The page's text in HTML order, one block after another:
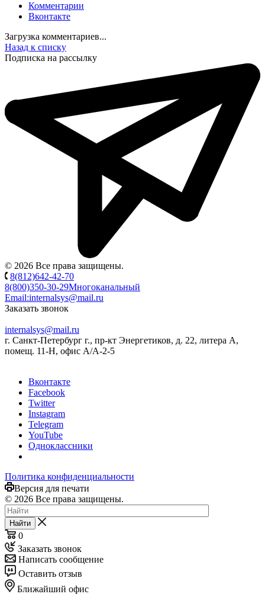
Комментарии
Вконтакте
Загрузка комментариев...
Назад к списку
Подписка на рассылку
© 2026 Все права защищены.
8(812)642-42-70
8(800)350-30-29Многоканальный
Email:internalsys@mail.ru
Заказать звонок
internalsys@mail.ru
г. Санкт-Петербург г., пр-кт Энергетиков, д. 22, литера А,
помещ. 11-Н, офис А/А-2-5
Вконтакте
Facebook
Twitter
Instagram
Telegram
YouTube
Одноклассники
Политика конфиденциальности
Версия для печати
© 2026 Все права защищены.
Найти
0
Заказать звонок
Написать сообщение
Оставить отзыв
Ближайший офис